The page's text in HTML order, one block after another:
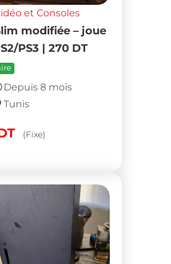
et Consoles
modifiée – joue
PS3 | 270 DT
Depuis 8 mois
Tunis
(Fixe)